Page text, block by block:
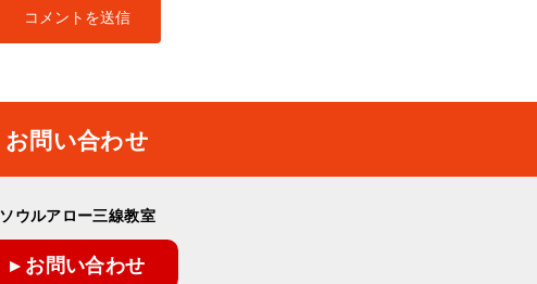
お問い合わせ
ソウルアロー三線教室
▸ お問い合わせ